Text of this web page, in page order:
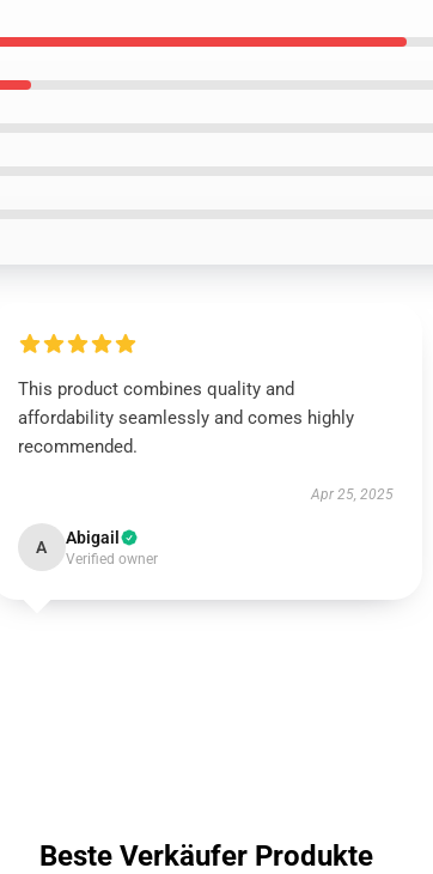
This product combines quality and
affordability seamlessly and comes highly
recommended.
Apr 25, 2025
A Abigail
Verified owner
Beste Verkäufer Produkte